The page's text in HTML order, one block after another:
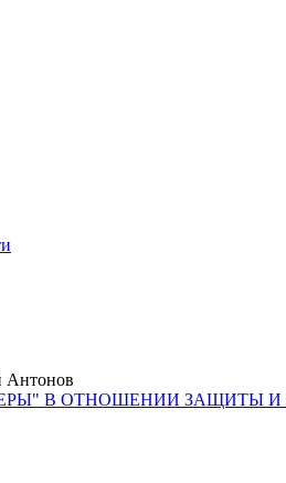
Антонов
В ОТНОШЕНИИ ЗАЩИТЫ